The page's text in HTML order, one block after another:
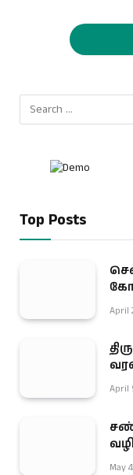
Top Posts
April
April
May